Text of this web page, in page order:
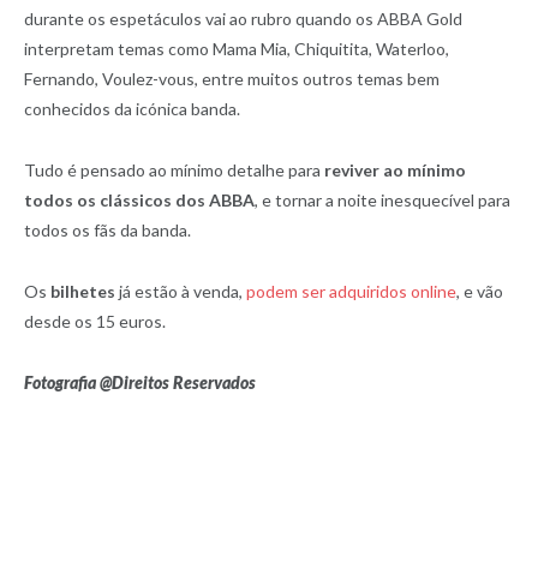
durante os espetáculos vai ao rubro quando os ABBA Gold
interpretam temas como Mama Mia, Chiquitita, Waterloo,
Fernando, Voulez-vous, entre muitos outros temas bem
conhecidos da icónica banda.
Tudo é pensado ao mínimo detalhe para reviver ao mínimo
todos os clássicos dos ABBA, e tornar a noite inesquecível para
todos os fãs da banda.
Os bilhetes já estão à venda, podem ser adquiridos online, e vão
desde os 15 euros.
Fotografia @Direitos Reservados